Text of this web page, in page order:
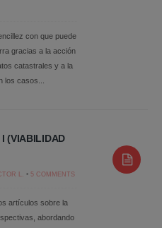
con que puede
gracias a la acción
catastrales y a la
los casos...
I (VIABILIDAD
L. • 5 COMMENTS
artículos sobre la
abordando